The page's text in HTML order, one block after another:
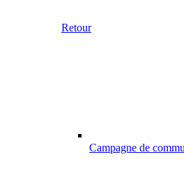
Retour
Campagne de